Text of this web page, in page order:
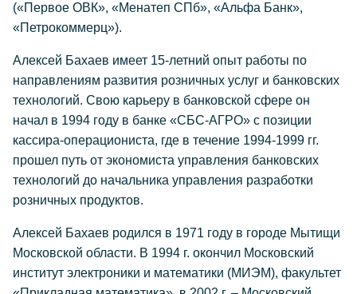
(«Первое ОВК», «Менатеп СПб», «Альфа Банк»,
«Петрокоммерц»).
Алексей Бахаев имеет 15-летний опыт работы по
направлениям развития розничных услуг и банковских
технологий. Свою карьеру в банковской сфере он
начал в 1994 году в банке «СБС-АГРО» с позиции
кассира-операциониста, где в течение 1994-1999 гг.
прошел путь от экономиста управления банковских
технологий до начальника управления разработки
розничных продуктов.
Алексей Бахаев родился в 1971 году в городе Мытищи
Московской области. В 1994 г. окончил Московский
институт электроники и математики (МИЭМ), факультет